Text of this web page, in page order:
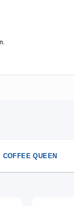
COFFEE QUEEN